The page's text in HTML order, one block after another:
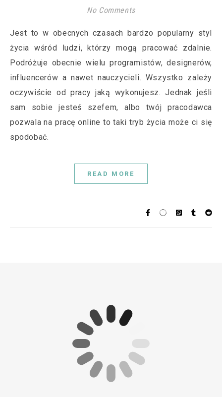
No Comments
Jest to w obecnych czasach bardzo popularny styl
życia wśród ludzi, którzy mogą pracować zdalnie.
Podróżuje obecnie wielu programistów, designerów,
influencerów a nawet nauczycieli. Wszystko zależy
oczywiście od pracy jaką wykonujesz. Jednak jeśli
sam sobie jesteś szefem, albo twój pracodawca
pozwala na pracę online to taki tryb życia może ci się
spodobać.
READ MORE